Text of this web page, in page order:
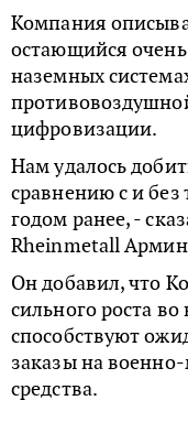
Компания
остающийся
наземных
цифровизации.
Нам удалось
сравнению с и
годом ранее, -
Rheinmetall
Он добавил, что
сильного роста
способствуют
заказы на
средства.